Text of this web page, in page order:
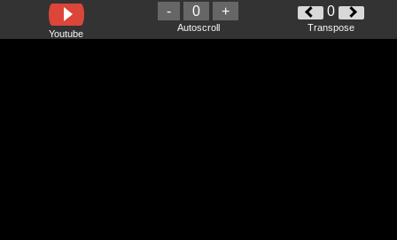
Neil Young - Four Strong Winds Chord
Youtube
- 0 +
Autoscroll
0
Transpose